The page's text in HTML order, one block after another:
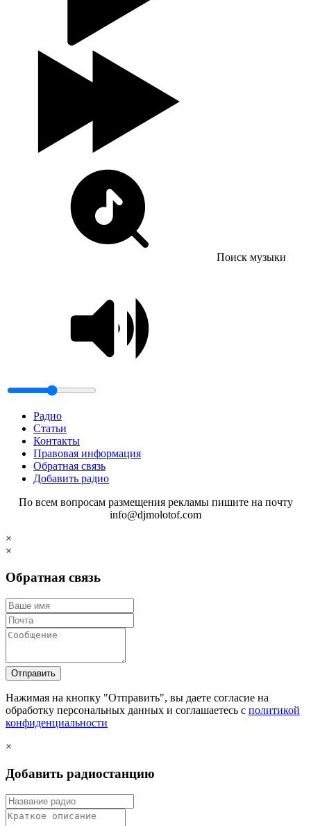
Поиск музыки
Радио
Статьи
Контакты
Правовая информация
Обратная связь
Добавить радио
По всем вопросам размещения рекламы пишите на почту
info@djmolotof.com
×
×
Обратная связь
Отправить
Нажимая на кнопку "Отправить", вы даете согласие на
обработку персональных данных и соглашаетесь c политикой
конфиденциальности
×
Добавить радиостанцию